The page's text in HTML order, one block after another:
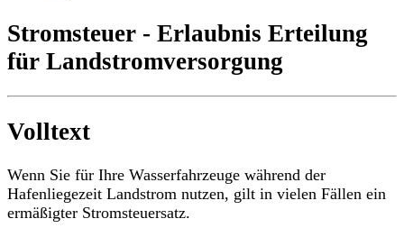
Stromsteuer - Erlaubnis Erteilung
für Landstromversorgung
Volltext
Wenn Sie für Ihre Wasserfahrzeuge während der
Hafenliegezeit Landstrom nutzen, gilt in vielen Fällen ein
ermäßigter Stromsteuersatz.